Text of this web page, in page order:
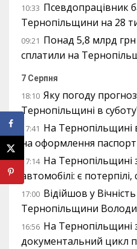
10:33 Псевдопрацівник
Тернопільщини на 28
09:21 Понад 5,8 млрд грн
сплатили на
7 Серпня
18:10 Яку погоду
Тернопільщині в
17:41 На Тернопільщині
на оформлення
17:14 На Тернопільщині
автомобілі: є
17:00 Відійшов у
Тернопільщини
16:56 На Тернопільщині
документальний цикл